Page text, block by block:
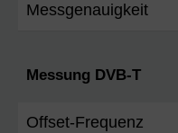
Messgenauigkeit
Messung DVB-T
Offset-Frequenz